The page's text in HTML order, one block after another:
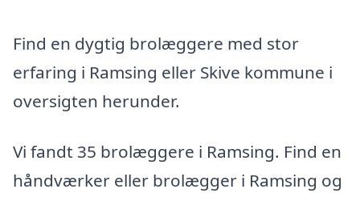
Find en dygtig brolæggere med stor
erfaring i Ramsing eller Skive kommune i
oversigten herunder.
Vi fandt 35 brolæggere i Ramsing. Find en
håndværker eller brolægger i Ramsing og